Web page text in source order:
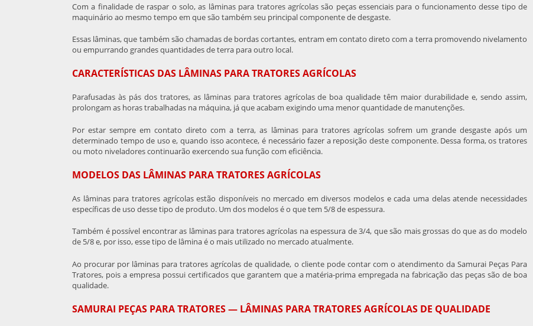
Com a finalidade de raspar o solo, as lâminas para tratores agrícolassão peças essenciais para o funcionamento desse tipo de
maquinário ao mesmo tempo em que são também seu principal componente de desgaste.
Essas lâminas, que também são chamadas de bordas cortantes, entram em contato direto com a terra promovendo nivelamento
ou empurrando grandes quantidades de terra para outro local.
CARACTERÍSTICAS DAS LÂMINAS PARA TRATORES AGRÍCOLAS
Parafusadas às pás dos tratores, as lâminas para tratores agrícolasde boa qualidade têm maior durabilidade e, sendo assim,
prolongam as horas trabalhadas na máquina, já que acabam exigindo uma menor quantidade de manutenções.
Por estar sempre em contato direto com a terra, as lâminas para tratores agrícolassofrem um grande desgaste após um
determinado tempo de uso e, quando isso acontece, é necessário fazer a reposição deste componente. Dessa forma, os tratores
ou moto niveladores continuarão exercendo sua função com eficiência.
MODELOS DAS LÂMINAS PARA TRATORES AGRÍCOLAS
As lâminas para tratores agrícolasestão disponíveis no mercado em diversos modelos e cada uma delas atende necessidades
específicas de uso desse tipo de produto. Um dos modelos é o que tem 5/8 de espessura.
Também é possível encontrar as lâminas para tratores agrícolas na espessura de 3/4, que são mais grossas do que as do modelo
de 5/8 e, por isso, esse tipo de lâmina é o mais utilizado no mercado atualmente.
Ao procurar por lâminas para tratores agrícolas de qualidade, o cliente pode contar com o atendimento da Samurai Peças Para
Tratores, pois a empresa possui certificados que garantem que a matéria-prima empregada na fabricação das peças são de boa
qualidade.
SAMURAI PEÇAS PARA TRATORES — LÂMINAS PARA TRATORES AGRÍCOLAS DE QUALIDADE